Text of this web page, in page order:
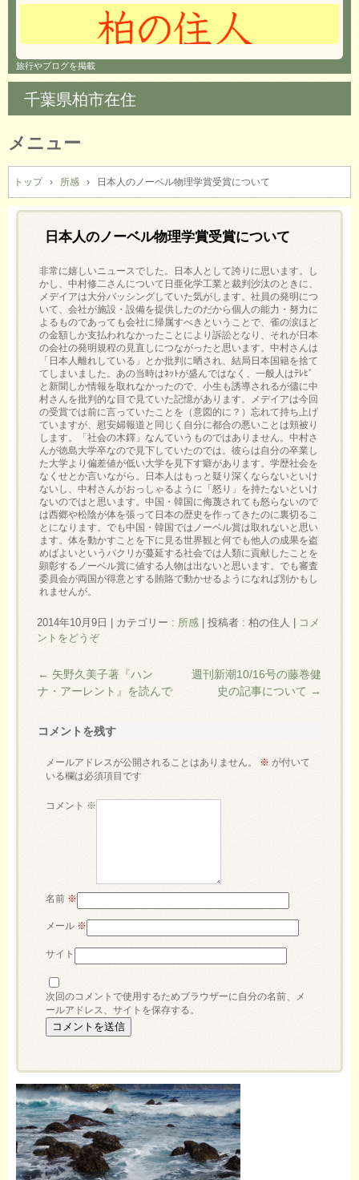
旅行やブログを掲載
千葉県柏市在住
メニュー
コ
ン
テ
ン
トップ › 所感 › 日本人のノーベル物理学賞受賞について
日本人のノーベル物理学賞受賞について
非常に嬉しいニュースでした。日本人として誇りに思います。し
かし、中村修二さんについて日亜化学工業と裁判沙汰のときに、
メデイアは大分バッシングしていた気がします。社員の発明につ
いて、会社が施設・設備を提供したのだから個人の能力・努力に
よるものであっても会社に帰属すべきということで、雀の涙ほど
の金額しか支払われなかったことにより訴訟となり、それが日本
の会社の発明規程の見直しにつながったと思います。中村さんは
「日本人離れしている」とか批判に晒され、結局日本国籍を捨て
てしまいました。あの当時はﾈｯﾄが盛んではなく、一般人はﾃﾚﾋﾞ
と新聞しか情報を取れなかったので、小生も誘導されるが儘に中
村さんを批判的な目で見ていた記憶があります。メデイアは今回
の受賞では前に言っていたことを（意図的に？）忘れて持ち上げ
ていますが、慰安婦報道と同じく自分に都合の悪いことは頬被り
します。「社会の木鐸」なんていうものではありません。中村さ
んが徳島大学卒なので見下していたのでは。彼らは自分の卒業し
た大学より偏差値が低い大学を見下す癖があります。学歴社会を
なくせとか言いながら。日本人はもっと疑り深くならないといけ
ないし、中村さんがおっしゃるように「怒り」を持たないといけ
ないのではと思います。中国・韓国に侮蔑されても怒らないので
は西郷や松陰が体を張って日本の歴史を作ってきたのに裏切るこ
とになります。でも中国・韓国ではノーベル賞は取れないと思い
ます。体を動かすことを下に見る世界観と何でも他人の成果を盗
めばよいというパクリが蔓延する社会では人類に貢献したことを
顕彰するノーベル賞に値する人物は出ないと思います。でも審査
委員会が両国が得意とする賄賂で動かせるようになれば別かもし
れませんが。
2014年10月9日 カテゴリー : 所感 投稿者 : 柏の住人
コメ
ントをどうぞ
← 矢野久美子著『ハン
ナ・アーレント』を読んで
週刊新潮10/16号の藤巻健
史の記事について →
コメントを残す
メールアドレスが公開されることはありません。 ※ が付いて
いる欄は必須項目です
コメント ※
名前 ※
メール ※
サイト
次回のコメントで使用するためブラウザーに自分の名前、メ
ールアドレス、サイトを保存する。